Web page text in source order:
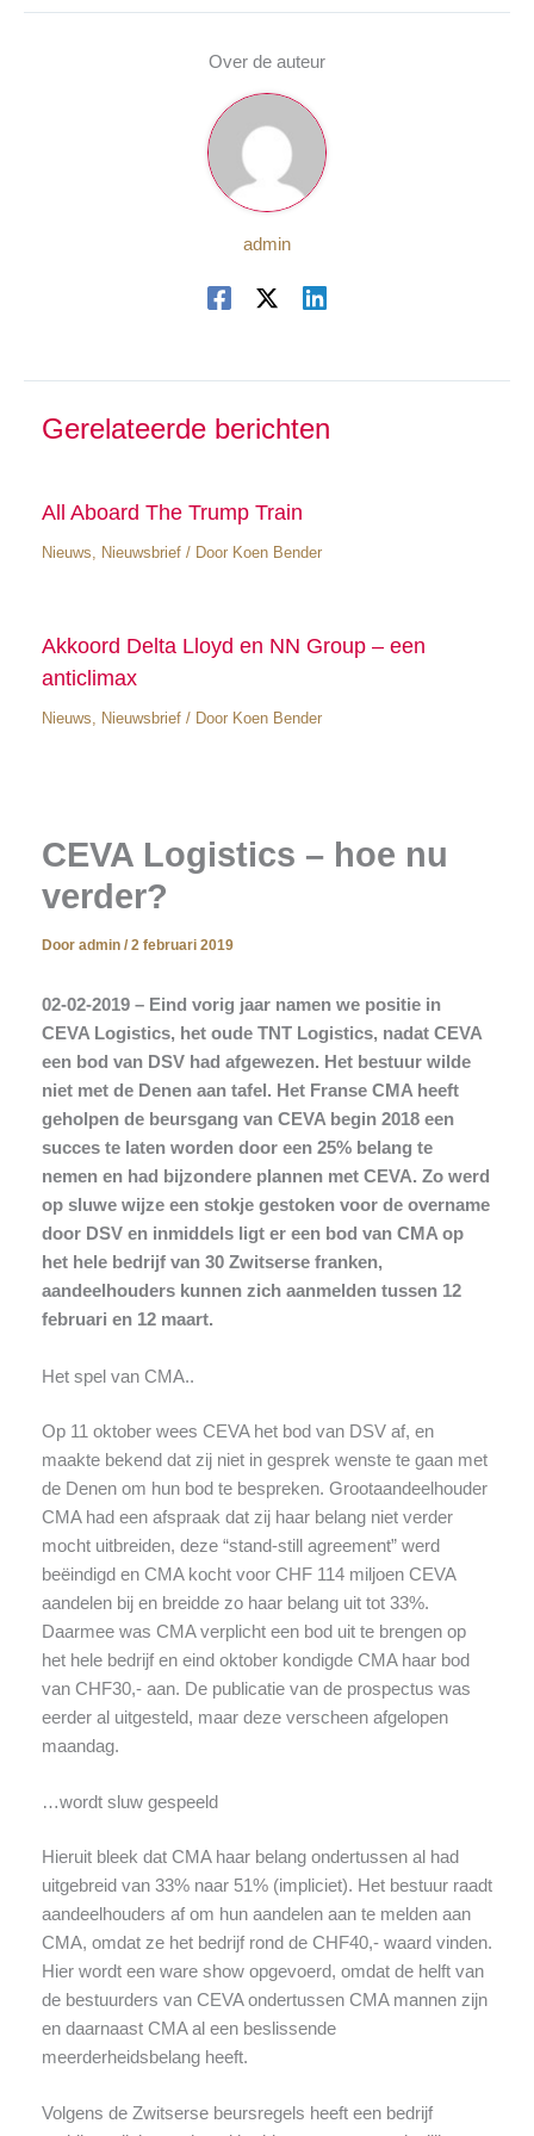
Over de auteur
admin
Gerelateerde berichten
All Aboard The Trump Train
Nieuws Nieuwsbrief/ Door Koen Bender
Akkoord Delta Lloyd en NN Group – een
anticlimax
Nieuws Nieuwsbrief/ Door Koen Bender
CEVA Logistics – hoe nu
verder?
Door admin / 2 februari 2019
02-02-2019 – Eind vorig jaar namen we positie in
CEVA Logistics, het oude TNT Logistics, nadat CEVA
een bod van DSV had afgewezen. Het bestuur wilde
niet met de Denen aan tafel. Het Franse CMA heeft
geholpen de beursgang van CEVA begin 2018 een
succes te laten worden door een 25% belang te
nemen en had bijzondere plannen met CEVA. Zo werd
op sluwe wijze een stokje gestoken voor de overname
door DSV en inmiddels ligt er een bod van CMA op
het hele bedrijf van 30 Zwitserse franken,
aandeelhouders kunnen zich aanmelden tussen 12
februari en 12 maart.
Het spel van CMA..
Op 11 oktober wees CEVA het bod van DSV af, en
maakte bekend dat zij niet in gesprek wenste te gaan met
de Denen om hun bod te bespreken. Grootaandeelhouder
CMA had een afspraak dat zij haar belang niet verder
mocht uitbreiden, deze “stand-still agreement” werd
beëindigd en CMA kocht voor CHF 114 miljoen CEVA
aandelen bij en breidde zo haar belang uit tot 33%.
Daarmee was CMA verplicht een bod uit te brengen op
het hele bedrijf en eind oktober kondigde CMA haar bod
van CHF30,- aan. De publicatie van de prospectus was
eerder al uitgesteld, maar deze verscheen afgelopen
maandag.
…wordt sluw gespeeld
Hieruit bleek dat CMA haar belang ondertussen al had
uitgebreid van 33% naar 51% (impliciet). Het bestuur raadt
aandeelhouders af om hun aandelen aan te melden aan
CMA, omdat ze het bedrijf rond de CHF40,- waard vinden.
Hier wordt een ware show opgevoerd, omdat de helft van
de bestuurders van CEVA ondertussen CMA mannen zijn
en daarnaast CMA al een beslissende
meerderheidsbelang heeft.
Volgens de Zwitserse beursregels heeft een bedrijf